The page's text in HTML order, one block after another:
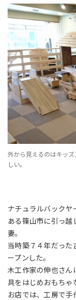
外から見えるのはキッ
しい。
ナチュラルバック
ある篠山市に引っ
妻。
当時築７４年だっ
ープンした。
木工作家の伸也さん
具をはじめおもちゃ
お店では、工房で手